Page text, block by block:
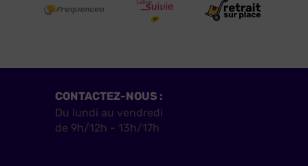
CONTACTEZ-NOUS :
Du lundi au vendredi
de 9h/12h - 13h/17h